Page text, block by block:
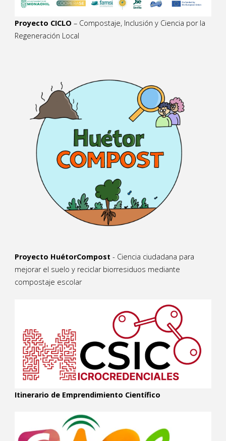
Proyecto CICLO – Compostaje, Inclusión y Ciencia por la
Regeneración Local
Proyecto HuétorCompost - Ciencia ciudadana para
mejorar el suelo y reciclar biorresiduos mediante
compostaje escolar
Itinerario de Emprendimiento Científico